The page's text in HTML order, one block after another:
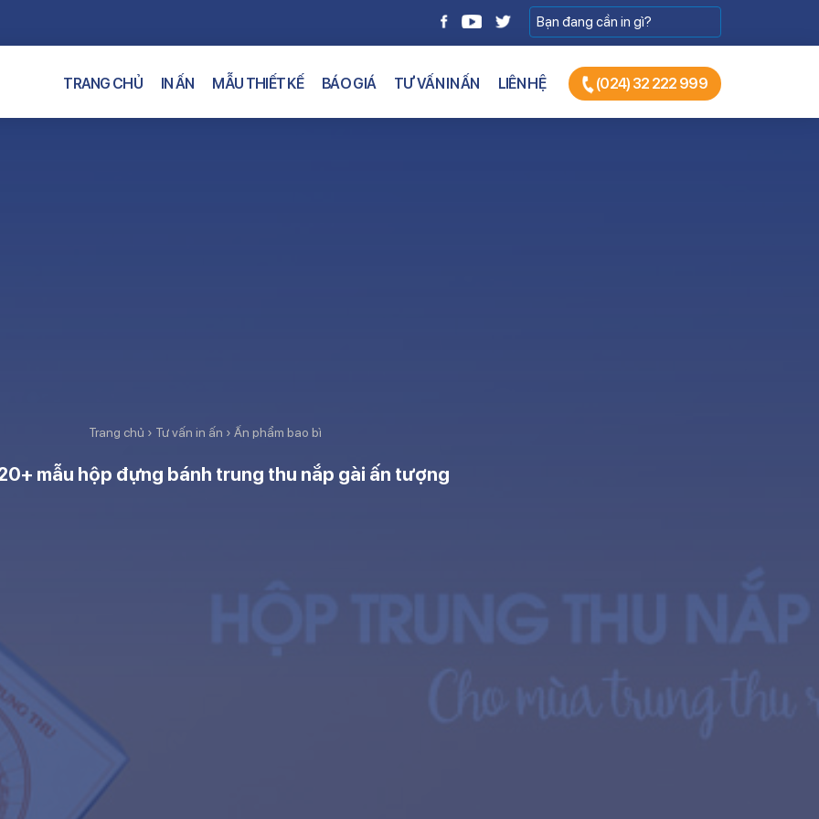
TRANG CHỦ IN ẤN MẪU THIẾT KẾ BÁO GIÁ TƯ VẤN IN ẤN LIÊN HỆ (024) 32 222 999
Trang chủ › Tư vấn in ấn › Ấn phẩm bao bì
mẫu hộp đựng bánh trung thu nắp gài ấn tượng